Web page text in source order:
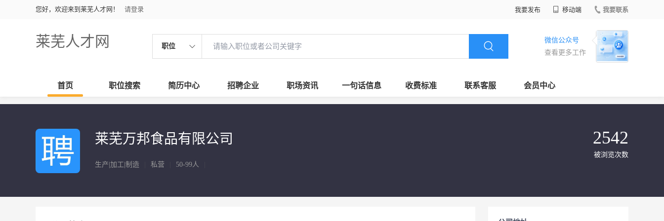
您好，欢迎来到莱芜人才网！ 请登录 我要发布 移动端 我要联系
莱芜人才网 职位
微信公众号
查看更多工作
首页 职位搜索 简历中心 招聘企业 职场资讯 一句话信息 收费标准 联系客服 会员中心
莱芜万邦食品有限公司
生产|加工|制造 私营 50-99人
2542
被浏览次数